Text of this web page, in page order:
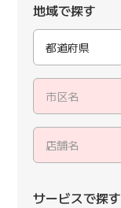
地域で探す
都道府県
市区名
店舗名
サービスで探す